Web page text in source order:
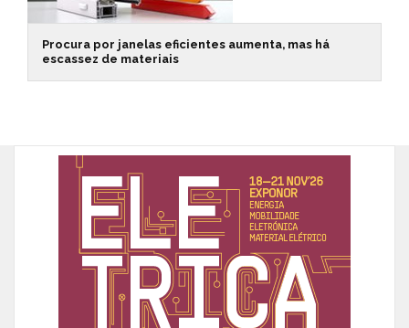
Procura por janelas eficientes aumenta, mas há
escassez de materiais